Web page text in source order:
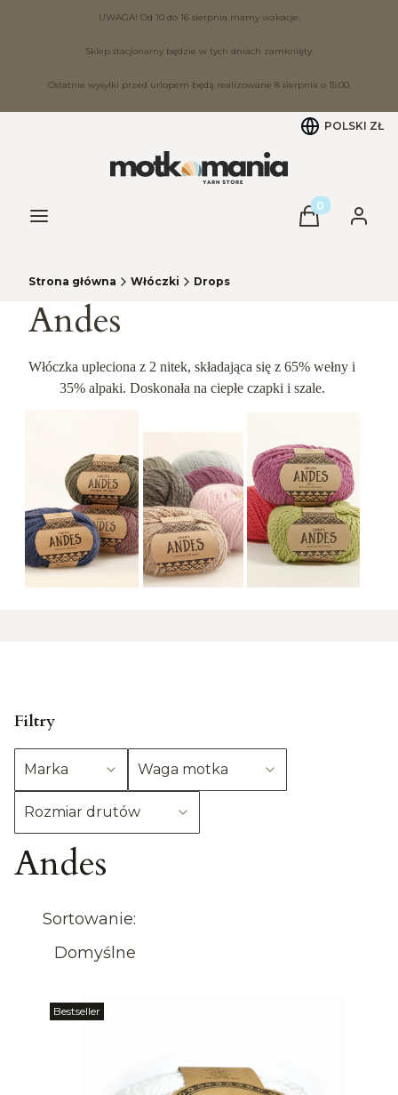
UWAGA! Od 10 do 16 sierpnia mamy wakacje.
Sklep stacjonarny będzie w tych dniach zamknięty.
Ostatnie wysyłki przed urlopem będą realizowane 8 sierpnia o 15:00.
POLSKI ZŁ
Menu Produkty w
Koszyk
Strona główna Włóczki Drops
Andes
Włóczka upleciona z 2 nitek, składająca się z 65% wełny i
35% alpaki. Doskonała na ciepłe czapki i szale.
Filtry
Marka Waga motka
Rozmiar drutów
Koniec filtrów
Andes
Lista produktów
Sortowanie:
Domyślne
Bestseller